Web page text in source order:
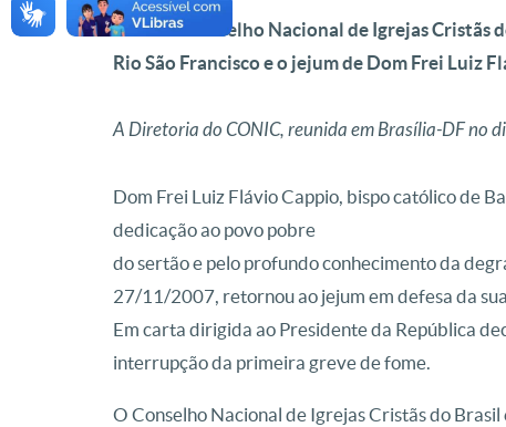
Nota do Conselho Nacional de Igrejas Cristãs
Rio São Francisco e o jejum de Dom Frei Luiz
A Diretoria do CONIC, reunida em Brasília-DF
Dom Frei Luiz Flávio Cappio, bispo católico de
dedicação ao povo pobre
do sertão e pelo profundo conhecimento da
27/11/2007, retornou ao jejum em defesa da
Em carta dirigida ao Presidente da República
interrupção da primeira greve de fome.
O Conselho Nacional de Igrejas Cristãs do